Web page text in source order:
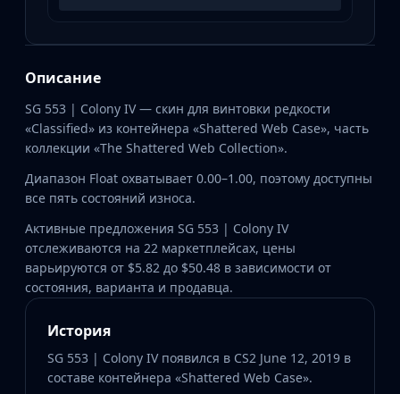
Описание
SG 553 | Colony IV — скин для винтовки редкости
«Classified» из контейнера «Shattered Web Case», часть
коллекции «The Shattered Web Collection».
Диапазон Float охватывает 0.00–1.00, поэтому доступны
все пять состояний износа.
Активные предложения SG 553 | Colony IV
отслеживаются на 22 маркетплейсах, цены
варьируются от $5.82 до $50.48 в зависимости от
состояния, варианта и продавца.
История
SG 553 | Colony IV появился в CS2 June 12, 2019 в
составе контейнера «Shattered Web Case».